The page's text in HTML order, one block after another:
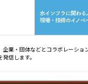
企業・団体などとコラボレーショ
信します。